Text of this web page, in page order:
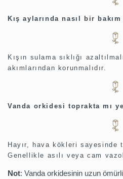
Kış aylarında nasıl bir
Kışın sulama sıklığı
akımlarından korunmalıdır.
Vanda orkidesi toprakta mı
Hayır, hava kökleri sayesinde
Genellikle asılı veya cam
Not: Vanda orkidesinin uzun